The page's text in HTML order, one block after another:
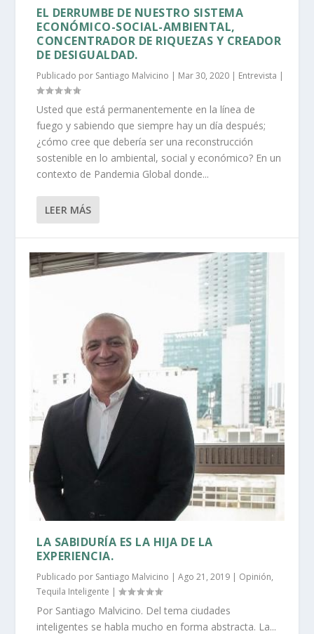
EL DERRUMBE DE NUESTRO SISTEMA
ECONÓMICO-SOCIAL-AMBIENTAL,
CONCENTRADOR DE RIQUEZAS Y CREADOR
DE DESIGUALDAD.
Publicado por Santiago Malvicino | Mar 30, 2020 | Entrevista |
Usted que está permanentemente en la línea de
fuego y sabiendo que siempre hay un día después;
¿cómo cree que debería ser una reconstrucción
sostenible en lo ambiental, social y económico? En un
contexto de Pandemia Global donde...
LEER MÁS
LA SABIDURÍA ES LA HIJA DE LA
EXPERIENCIA.
Publicado por Santiago Malvicino |Ago 21, 2019 | Opinión,
Tequila Inteligente |
Por Santiago Malvicino. Del tema ciudades
inteligentes se habla mucho en forma abstracta. La...